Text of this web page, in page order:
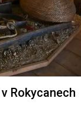
Rokycanech